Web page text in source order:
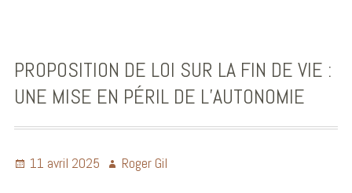
PROPOSITION DE LOI SUR LA FIN DE VIE :
UNE MISE EN PÉRIL DE L’AUTONOMIE
11 avril 2025 Roger Gil